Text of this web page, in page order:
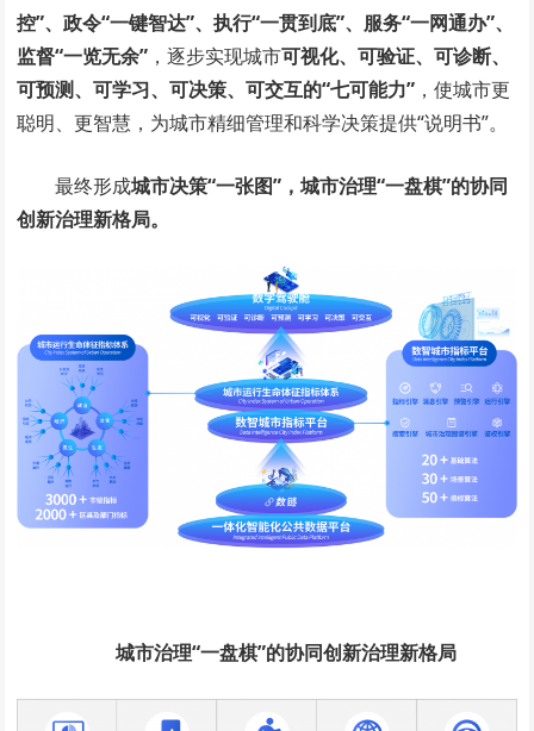
控”、政令“一键智达”、执行“一贯到底”、服务“一网通办”、
监督“一览无余” ，逐步实现城市可视化、可验证、可诊断、
可预测、可学习、可决策、可交互的“七可能力” ，使城市更
聪明、更智慧，为城市精细管理和科学决策提供“说明书”。
最终形成城市决策“一张图”，城市治理“一盘棋”的协同
创新治理新格局。
城市治理“一盘棋”的协同创新治理新格局